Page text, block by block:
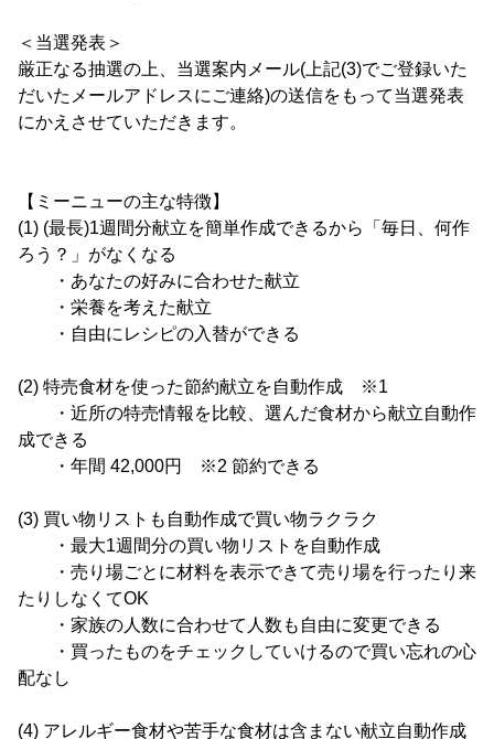
＜当選発表＞
厳正なる抽選の上、当選案内メール(上記(3)でご登録いた
だいたメールアドレスにご連絡)の送信をもって当選発表
にかえさせていただきます。
【ミーニューの主な特徴】
(1) (最長)1週間分献立を簡単作成できるから「毎日、何作
ろう？」がなくなる
・あなたの好みに合わせた献立
・栄養を考えた献立
・自由にレシピの入替ができる
(2) 特売食材を使った節約献立を自動作成 ※1
・近所の特売情報を比較、選んだ食材から献立自動作
成できる
・年間 42,000円 ※2 節約できる
(3) 買い物リストも自動作成で買い物ラクラク
・最大1週間分の買い物リストを自動作成
・売り場ごとに材料を表示できて売り場を行ったり来
たりしなくてOK
・家族の人数に合わせて人数も自由に変更できる
・買ったものをチェックしていけるので買い忘れの心
配なし
(4) アレルギー食材や苦手な食材は含まない献立自動作成